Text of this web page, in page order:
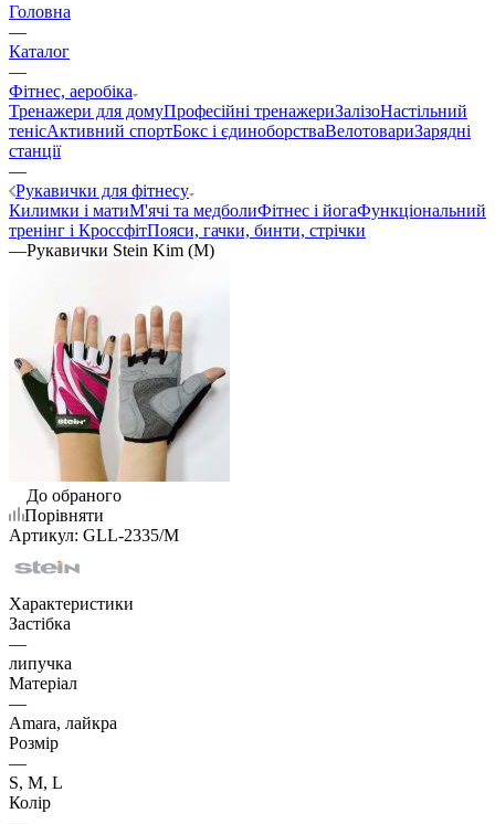
Головна
—
Каталог
—
Фітнес, аеробіка
Тренажери для домуПрофесійні тренажериЗалізоНастільний
тенісАктивний спортБокс і єдиноборстваВелотовариЗарядні
станції
—
Рукавички для фітнесу
Килимки і матиМ'ячі та медболиФітнес і йогаФункціональний
тренінг і КроссфітПояси, гачки, бинти, стрічки
—Рукавички Stein Kim (M)
До обраного
Порівняти
Артикул: GLL-2335/M
Характеристики
Застібка
—
липучка
Матеріал
—
Amara, лайкра
Розмір
—
S, M, L
Колір